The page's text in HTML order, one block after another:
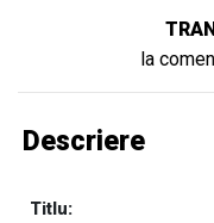
la
Descriere
Titlu: